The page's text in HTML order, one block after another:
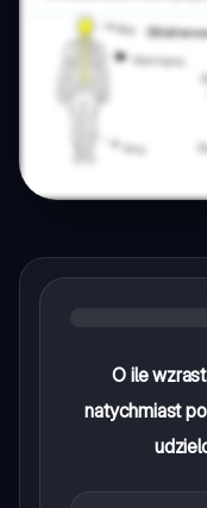
O ile
natychmiast